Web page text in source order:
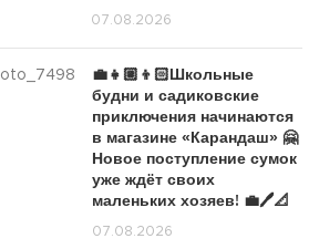
07.08.2026
💼👧🏼👦🏻Школьные
будни и садиковские
приключения начинаются
в магазине «Карандаш» 🤗
Новое поступление сумок
уже ждёт своих
маленьких хозяев! 💼🖊️📐
07.08.2026